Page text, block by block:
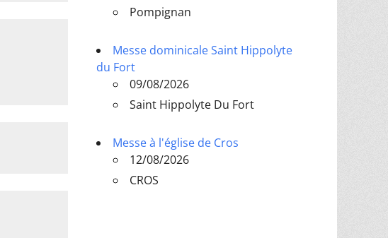
Pompignan
Messe dominicale Saint Hippolyte
du Fort
09/08/2026
Saint Hippolyte Du Fort
Messe à l'église de Cros
12/08/2026
CROS